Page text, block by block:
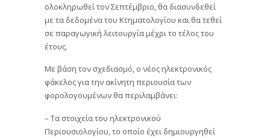
ολοκληρωθεί τον Σεπτέμβριο, θα διασυνδεθεί
με τα δεδομένα του Κτηματολογίου και θα τεθεί
σε παραγωγική λειτουργία μέχρι το τέλος του
έτους.
Με βάση τον σχεδιασμό, ο νέος ηλεκτρονικός
φάκελος για την ακίνητη περιουσία των
φορολογουμένων θα περιλαμβάνει:
– Τα στοιχεία του ηλεκτρονικού
Περιουσιολογίου, το οποίο έχει δημιουργηθεί